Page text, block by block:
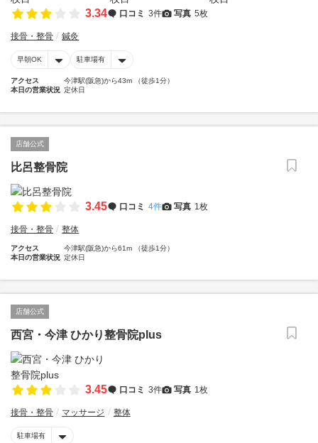
3.34 口コミ 3件 写真 5枚
接骨・整骨 鍼灸
早朝OK 駐車場有
アクセス
今津駅(阪急)から43m （徒歩1分）
本日の営業状況 定休日
店舗公式
比呂整骨院
3.45 口コミ 4件 写真 1枚
接骨・整骨 整体
アクセス
今津駅(阪急)から61m （徒歩1分）
本日の営業状況 定休日
店舗公式
西宮・今津 ひかり整骨院plus
3.45 口コミ 3件 写真 1枚
接骨・整骨 マッサージ 整体
駐車場有